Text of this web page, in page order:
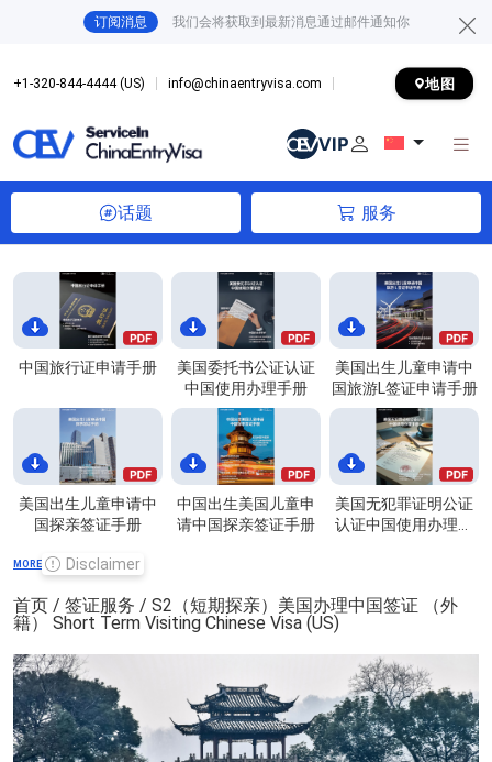
订阅消息 我们会将获取到最新消息通过邮件通知你
+1-320-844-4444 (US) info@chinaentryvisa.com 地图
话题 服务
中国旅行证申请手册
美国委托书公证认证
中国使用办理手册
美国出生儿童申请中
国旅游L签证申请手册
美国出生儿童申请中
国探亲签证手册
中国出生美国儿童申
请中国探亲签证手册
美国无犯罪证明公证
认证中国使用办理手
MORE Disclaimer
首页 / 签证服务 / S2（短期探亲）美国办理中国签证 （外
籍） Short Term Visiting Chinese Visa (US)